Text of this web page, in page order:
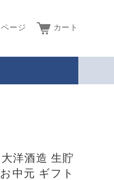
ージ カート
洋酒造 生貯
中元 ギフト